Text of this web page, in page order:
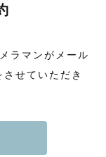
ラマンがメール
せていただき